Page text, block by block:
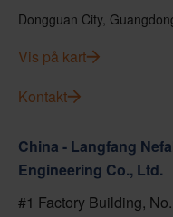
Dongguan City,
Vis på kart
Kontakt
China - Langfang
Engineering Co., Ltd.
#1 Factory Building,